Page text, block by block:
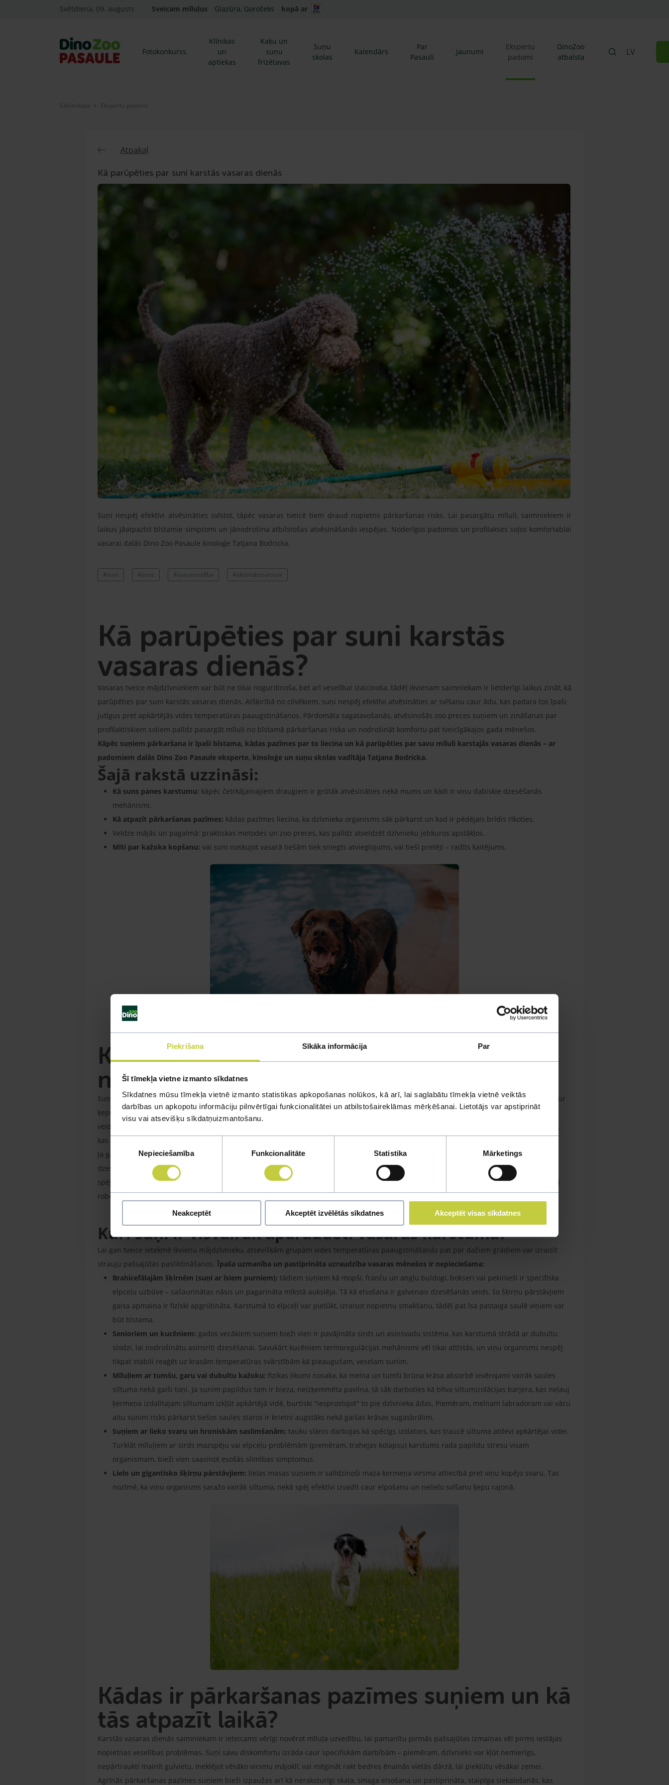
Piekrišana Sīkāka informācija Par
Šī tīmekļa vietne izmanto sīkdatnes
Sīkdatnes mūsu tīmekļa vietnē izmanto statistikas apkopošanas nolūkos, kā arī, lai saglabātu tīmekļa vietnē veiktās
darbības un apkopotu informāciju pilnvērtīgai funkcionalitātei un atbilstošaireklāmas mērķēšanai. Lietotājs var apstiprināt
visu vai atsevišķu sīkdatņuizmantošanu.
izvēle
Nepieciešamība Funkcionalitāte Statistika Mārketings
Neakceptēt Akceptēt izvēlētās sīkdatnes Akceptēt visas sīkdatnes
Svētdiena, 09. augusts Sveicam mīluļus Glazūra, Gorošeks kopā ar
Fotokonkurss
Klīnikas
un
aptiekas
Kaķu un
suņu
frizētavas
Suņu
skolas
Kalendārs
Par
Pasauli
Jaunumi
Ekspertu
padomi
DinoZoo
atbalsta
LV
Sākumlapa Ekspertu padomi
Atpakaļ
Kā parūpēties par suni karstās vasaras dienās
Suņi nespēj efektīvi atvēsināties svīstot, tāpēc vasaras tveicē tiem draud nopietns pārkaršanas risks. Lai pasargātu mīluli, saimniekiem ir
laikus jāatpazīst bīstamie simptomi un jānodrošina atbilstošas atvēsināšanās iespējas. Noderīgos padomos un profilakses soļos komfortablai
vasarai dalās Dino Zoo Pasaule kinoloģe Tatjana Bodricka.
#suni #suns #suņuveselība #aktivitātesarsuni
Kā parūpēties par suni karstās
vasaras dienās?
Vasaras tveice mājdzīvniekiem var būt ne tikai nogurdinoša, bet arī veselībai izaicinoša, tādēļ ikvienam saimniekam ir lietderīgi laikus zināt, kā
parūpēties par suni karstās vasaras dienās. Atšķirībā no cilvēkiem, suņi nespēj efektīvi atvēsināties ar svīšanu caur ādu, kas padara tos īpaši
jutīgus pret apkārtējās vides temperatūras paaugstināšanos. Pārdomāta sagatavošanās, atvēsinošās zoo preces suņiem un zināšanas par
profilaktiskiem soļiem palīdz pasargāt mīluli no bīstamā pārkaršanas riska un nodrošināt komfortu pat tveicīgākajos gada mēnešos.
Kāpēc suņiem pārkaršana ir īpaši bīstama, kādas pazīmes par to liecina un kā parūpēties par savu mīluli karstajās vasaras dienās – ar
padomiem dalās Dino Zoo Pasaule eksperte, kinoloģe un suņu skolas vadītāja Tatjana Bodricka.
Šajā rakstā uzzināsi:
Kā suns panes karstumu: kāpēc četrkājainajiem draugiem ir grūtāk atvēsināties nekā mums un kādi ir viņu dabiskie dzesēšanās
mehānismi.
Kā atpazīt pārkaršanas pazīmes: kādas pazīmes liecina, ka dzīvnieka organisms sāk pārkarst un kad ir pēdējais brīdis rīkoties.
Veldze mājās un pagalmā: praktiskas metodes un zoo preces, kas palīdz atveldzēt dzīvnieku jebkuros apstākļos.
Mīti par kažoka kopšanu: vai suni noskujot vasarā tiešām tiek sniegts atvieglojums, vai tieši pretēji – radīts kaitējums.
Kā suņi svīst un kāpēc viņiem ir grūtāk
nekā cilvēkiem?
Suņu fizioloģiskā uzbūve būtiski atšķiras no cilvēka, jo viņiem praktiski nav sviedru dziedzeru. Lai gan neliels daudzums sviedru izdalās caur
ķepu spilventiņiem, ar to nav pietiekami, lai būtiski ietekmētu kopējo ķermeņa temperatūru karstuma viļņa laikā. Galvenais atvēsināšanās
veids suņiem ir intensīva elpošana jeb elsošana, kuras laikā mitrums iztvaiko no mēles un elpceļu gļotādas, tādējādi palīdzot dzesēt asinis,
kas cirkulē caur šīm zonām.
Ja gaisa temperatūra kļūst pārāk augsta vai vide ir ļoti mitra, šis iztvaikošanas process palēninās un vairs nespēj nodrošināt adekvātu
dzesēšanu. Šādos apstākļos suņa atvēsināšana kļūst par saimnieka uzdevumu, jo mīluļa organisms var sākt uzkrāt siltumu ātrāk, nekā tas
spēj to atdot apkārtējai videi. Ir svarīgi saprast, ka suņa normālā ķermeņa temperatūra ir augstāka nekā cilvēkam (vidēji 38–39 grādi), tādēļ
robeža līdz kritiskam stāvoklim ir salīdzinoši neliela.
Kuri suņi ir visvairāk apdraudēti vasaras karstumā?
Lai gan tveice ietekmē ikvienu mājdzīvnieku, atsevišķām grupām vides temperatūras paaugstināšanās pat par dažiem grādiem var izraisīt
strauju pašsajūtas pasliktināšanos. Īpaša uzmanība un pastiprināta uzraudzība vasaras mēnešos ir nepieciešama:
Brahicefālajām šķirnēm (suņi ar īsiem purniem): tādiem suņiem kā mopši, franču un angļu buldogi, bokseri vai pekinieši ir specifiska
elpceļu uzbūve – sašaurinātas nāsis un pagarināta mīkstā aukslēja. Tā kā elsošana ir galvenais dzesēšanās veids, šo šķirņu pārstāvjiem
gaisa apmaiņa ir fiziski apgrūtināta. Karstumā to elpceļi var pietūkt, izraisot nopietnu smakšanu, tādēļ pat īsa pastaiga saulē viņiem var
būt bīstama.
Senioriem un kucēniem: gados vecākiem suņiem bieži vien ir pavājināta sirds un asinsvadu sistēma, kas karstumā strādā ar dubultu
slodzi, lai nodrošinātu asinsriti dzesēšanai. Savukārt kucēniem termoregulācijas mehānismi vēl tikai attīstās, un viņu organisms nespēj
tikpat stabili reaģēt uz krasām temperatūras svārstībām kā pieaugušam, veselam sunim.
Mīluļiem ar tumšu, garu vai dubultu kažoku: fizikas likumi nosaka, ka melna un tumši brūna krāsa absorbē ievērojami vairāk saules
siltuma nekā gaiši toņi. Ja sunim papildus tam ir bieza, neizķemmēta pavilna, tā sāk darboties kā blīva siltumizolācijas barjera, kas neļauj
ķermeņa izdalītajam siltumam izkļūt apkārtējā vidē, burtiski "iesprostojot" to pie dzīvnieka ādas. Piemēram, melnam labradoram vai vācu
aitu sunim risks pārkarst tiešos saules staros ir krietni augstāks nekā gaišas krāsas sugasbrālim.
Suņiem ar lieko svaru un hroniskām saslimšanām: tauku slānis darbojas kā spēcīgs izolators, kas traucē siltuma atdevi apkārtējai videi.
Turklāt mīluļiem ar sirds mazspēju vai elpceļu problēmām (piemēram, trahejas kolapsu) karstums rada papildu stresu visam
organismam, bieži vien saasinot esošās slimības simptomus.
Lielo un gigantisko šķirņu pārstāvjiem: lielas masas suņiem ir salīdzinoši maza ķermeņa virsma attiecībā pret viņu kopējo svaru. Tas
nozīmē, ka viņu organisms saražo vairāk siltuma, nekā spēj efektīvi izvadīt caur elpošanu un nelielo svīšanu ķepu rajonā.
Kādas ir pārkaršanas pazīmes suņiem un kā
tās atpazīt laikā?
Karstās vasaras dienās saimniekam ir ieteicams vērīgi novērot mīluļa uzvedību, lai pamanītu pirmās pašsajūtas izmaiņas vēl pirms iestājas
nopietnas veselības problēmas. Suņi savu diskomfortu izrāda caur specifiskām darbībām – piemēram, dzīvnieks var kļūt nemierīgs,
nepārtraukti mainīt guļvietu, meklējot vēsāko virsmu mājoklī, vai mēģināt rakt bedres ēnainās vietās dārzā, lai piekļūtu vēsākai zemei.
Agrīnās pārkaršanas pazīmes suņiem bieži izpaužas arī kā neraksturīgi skaļa, smaga elsošana un pastiprināta, staipīga siekalošanās, kas